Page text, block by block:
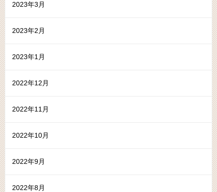
2023年3月
2023年2月
2023年1月
2022年12月
2022年11月
2022年10月
2022年9月
2022年8月